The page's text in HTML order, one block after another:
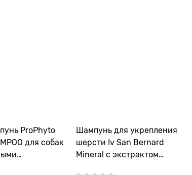
ProPhyto
для собак
Шампунь для укрепления
шерсти Iv San Bernard
Mineral с экстрактом